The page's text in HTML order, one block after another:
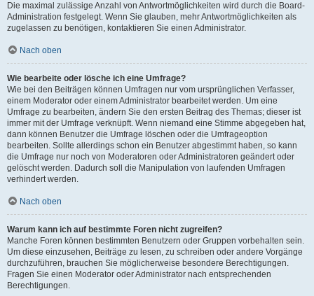
Die maximal zulässige Anzahl von Antwortmöglichkeiten wird durch die Board-
Administration festgelegt. Wenn Sie glauben, mehr Antwortmöglichkeiten als
zugelassen zu benötigen, kontaktieren Sie einen Administrator.
Nach oben
Wie bearbeite oder lösche ich eine Umfrage?
Wie bei den Beiträgen können Umfragen nur vom ursprünglichen Verfasser,
einem Moderator oder einem Administrator bearbeitet werden. Um eine
Umfrage zu bearbeiten, ändern Sie den ersten Beitrag des Themas; dieser ist
immer mit der Umfrage verknüpft. Wenn niemand eine Stimme abgegeben hat,
dann können Benutzer die Umfrage löschen oder die Umfrageoption
bearbeiten. Sollte allerdings schon ein Benutzer abgestimmt haben, so kann
die Umfrage nur noch von Moderatoren oder Administratoren geändert oder
gelöscht werden. Dadurch soll die Manipulation von laufenden Umfragen
verhindert werden.
Nach oben
Warum kann ich auf bestimmte Foren nicht zugreifen?
Manche Foren können bestimmten Benutzern oder Gruppen vorbehalten sein.
Um diese einzusehen, Beiträge zu lesen, zu schreiben oder andere Vorgänge
durchzuführen, brauchen Sie möglicherweise besondere Berechtigungen.
Fragen Sie einen Moderator oder Administrator nach entsprechenden
Berechtigungen.